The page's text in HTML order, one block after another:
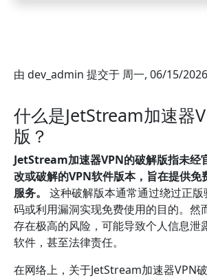
由 dev_admin 提交于 周一, 06/15/
什么是JetStream加速器
版？
JetStream加速器VPN的破解版指未经
改或破解的VPN软件版本，旨在提供免
服务。
这种破解版本通常通过绕过正
码或利用漏洞实现免费使用的目的。然
存在极高的风险，可能导致个人信息泄
软件，甚至法律责任。
在网络上，关于JetStream加速器VPN